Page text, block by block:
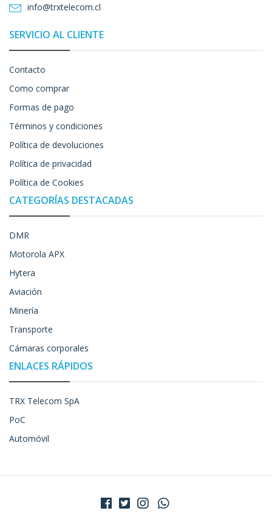
info@trxtelecom.cl
SERVICIO AL CLIENTE
Contacto
Como comprar
Formas de pago
Términos y condiciones
Política de devoluciones
Política de privacidad
Política de Cookies
CATEGORÍAS DESTACADAS
DMR
Motorola APX
Hytera
Aviación
Minería
Transporte
Cámaras corporales
ENLACES RÁPIDOS
TRX Telecom SpA
PoC
Automóvil